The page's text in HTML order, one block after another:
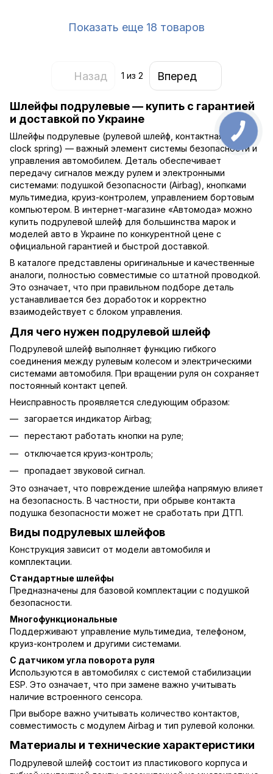
Показать еще 18 товаров
Назад 1 из 2 Вперед
Шлейфы подрулевые — купить с гарантией
и доставкой по Украине
Шлейфы подрулевые (рулевой шлейф, контактная лента,
clock spring) — важный элемент системы безопасности и
управления автомобилем. Деталь обеспечивает
передачу сигналов между рулем и электронными
системами: подушкой безопасности (Airbag), кнопками
мультимедиа, круиз-контролем, управлением бортовым
компьютером. В интернет-магазине «Автомода» можно
купить подрулевой шлейф для большинства марок и
моделей авто в Украине по конкурентной цене с
официальной гарантией и быстрой доставкой.
В каталоге представлены оригинальные и качественные
аналоги, полностью совместимые со штатной проводкой.
Это означает, что при правильном подборе деталь
устанавливается без доработок и корректно
взаимодействует с блоком управления.
Для чего нужен подрулевой шлейф
Подрулевой шлейф выполняет функцию гибкого
соединения между рулевым колесом и электрическими
системами автомобиля. При вращении руля он сохраняет
постоянный контакт цепей.
Неисправность проявляется следующим образом:
загорается индикатор Airbag;
перестают работать кнопки на руле;
отключается круиз-контроль;
пропадает звуковой сигнал.
Это означает, что повреждение шлейфа напрямую влияет
на безопасность. В частности, при обрыве контакта
подушка безопасности может не сработать при ДТП.
Виды подрулевых шлейфов
Конструкция зависит от модели автомобиля и
комплектации.
Стандартные шлейфы
Предназначены для базовой комплектации с подушкой
безопасности.
Многофункциональные
Поддерживают управление мультимедиа, телефоном,
круиз-контролем и другими системами.
С датчиком угла поворота руля
Используются в автомобилях с системой стабилизации
ESP. Это означает, что при замене важно учитывать
наличие встроенного сенсора.
При выборе важно учитывать количество контактов,
совместимость с модулем Airbag и тип рулевой колонки.
Материалы и технические характеристики
Подрулевой шлейф состоит из пластикового корпуса и
КНОПКА
ЗВ'ЯЗКУ